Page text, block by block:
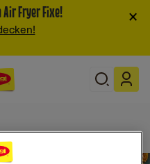
Fryer Fixe! ×